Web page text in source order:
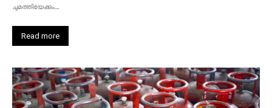
ചുമത്തിയേക്കും....
Read more